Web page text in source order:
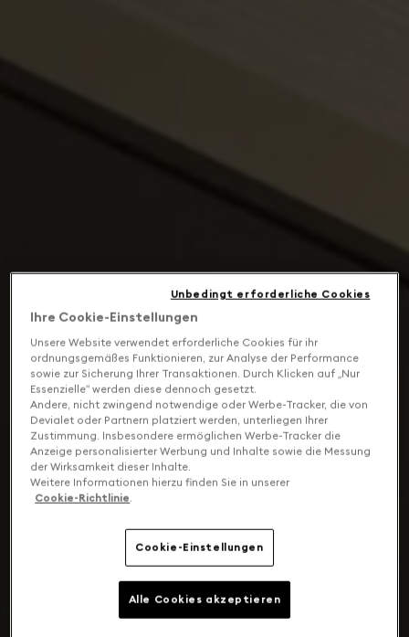
Ihre Cookie-Einstellungen
Unsere Website verwendet erforderliche Cookies für ihr
ordnungsgemäßes Funktionieren, zur Analyse der Performance
sowie zur Sicherung Ihrer Transaktionen. Durch Klicken auf „Nur
Essenzielle“ werden diese dennoch gesetzt.
Andere, nicht zwingend notwendige oder Werbe-Tracker, die von
Devialet oder Partnern platziert werden, unterliegen Ihrer
Zustimmung. Insbesondere ermöglichen Werbe-Tracker die
Anzeige personalisierter Werbung und Inhalte sowie die Messung
der Wirksamkeit dieser Inhalte.
Weitere Informationen hierzu finden Sie in unserer
Cookie-Richtlinie.
Cookie-Einstellungen
Unbedingt erforderliche Cookies
Alle Cookies akzeptieren